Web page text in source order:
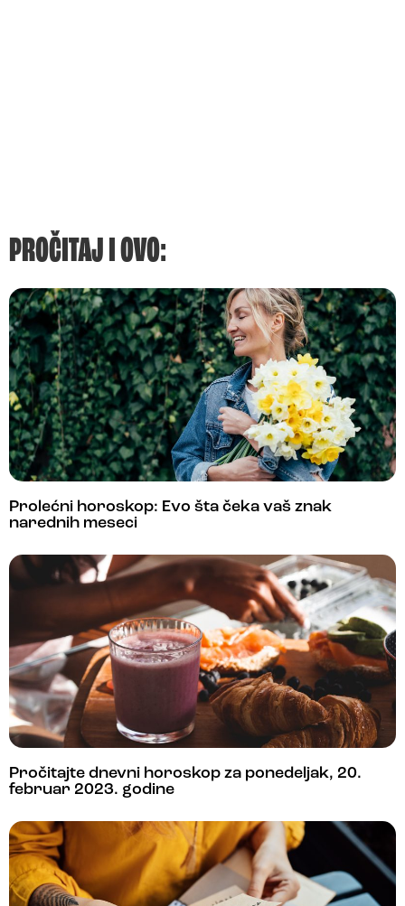
PROČITAJ I OVO:
Prolećni horoskop: Evo šta čeka vaš znak
narednih meseci
Pročitajte dnevni horoskop za ponedeljak, 20.
februar 2023. godine